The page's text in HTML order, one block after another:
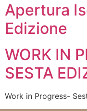
Apertura
Edizione
WORK IN
SESTA
Work in Progress-